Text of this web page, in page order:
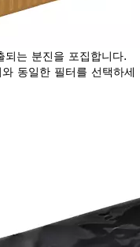
는 분진을 포집합니다.
동일한 필터를 선택하세